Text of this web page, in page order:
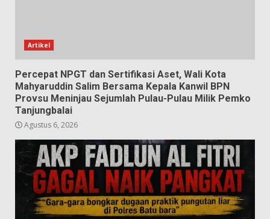
Artikel
Percepat NPGT dan Sertifikasi Aset, Wali Kota
Mahyaruddin Salim Bersama Kepala Kanwil BPN
Provsu Meninjau Sejumlah Pulau-Pulau Milik Pemko
Tanjungbalai
Agustus 6, 2026